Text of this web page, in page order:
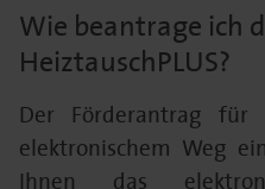
Wie beantrage ich
HeiztauschPLUS?
Der Förderantrag für
elektronischem Weg
Ihnen das